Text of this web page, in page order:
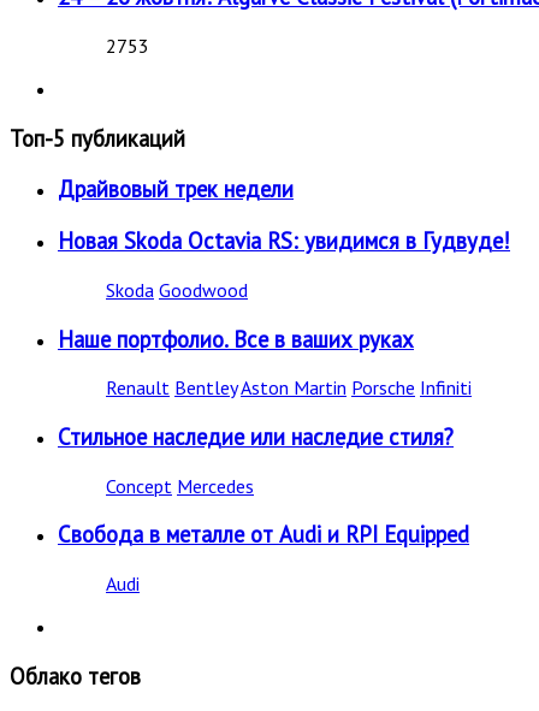
2753
Топ-5 публикаций
Драйвовый трек недели
Новая Skoda Octavia RS: увидимся в Гудвуде!
Skoda Goodwood
Наше портфолио. Все в ваших руках
Renault BentleyAston Martin Porsche Infiniti
Стильное наследие или наследие стиля?
Concept Mercedes
Свобода в металле от Audi и RPI Equipped
Audi
Облако тегов